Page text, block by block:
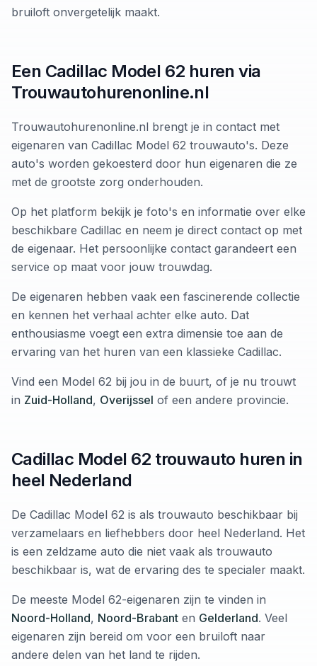
bruiloft onvergetelijk maakt.
Een Cadillac Model 62 huren via
Trouwautohurenonline.nl
Trouwautohurenonline.nl brengt je in contact met
eigenaren van Cadillac Model 62 trouwauto's. Deze
auto's worden gekoesterd door hun eigenaren die ze
met de grootste zorg onderhouden.
Op het platform bekijk je foto's en informatie over elke
beschikbare Cadillac en neem je direct contact op met
de eigenaar. Het persoonlijke contact garandeert een
service op maat voor jouw trouwdag.
De eigenaren hebben vaak een fascinerende collectie
en kennen het verhaal achter elke auto. Dat
enthousiasme voegt een extra dimensie toe aan de
ervaring van het huren van een klassieke Cadillac.
Vind een Model 62 bij jou in de buurt, of je nu trouwt
in Zuid-Holland, Overijssel of een andere provincie.
Cadillac Model 62 trouwauto huren in
heel Nederland
De Cadillac Model 62 is als trouwauto beschikbaar bij
verzamelaars en liefhebbers door heel Nederland. Het
is een zeldzame auto die niet vaak als trouwauto
beschikbaar is, wat de ervaring des te specialer maakt.
De meeste Model 62-eigenaren zijn te vinden in
Noord-Holland, Noord-Brabant en Gelderland. Veel
eigenaren zijn bereid om voor een bruiloft naar
andere delen van het land te rijden.